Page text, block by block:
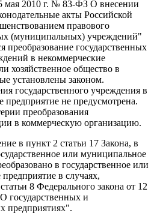
мая 2010 г. № 83-ФЗ О внесении
акты Российской
правового
(муниципальных) учреждений"
преобразование государственных
в некоммерческие
хозяйственное общество в
установлены законом.
государственного учреждения в
предприятие не предусмотрена.
преобразования
в коммерческую организацию.
в пункт 2 статьи 17 Закона, в
или муниципальное
в государственное или
в случаях,
8 Федерального закона от 12
государственных и
предприятиях".